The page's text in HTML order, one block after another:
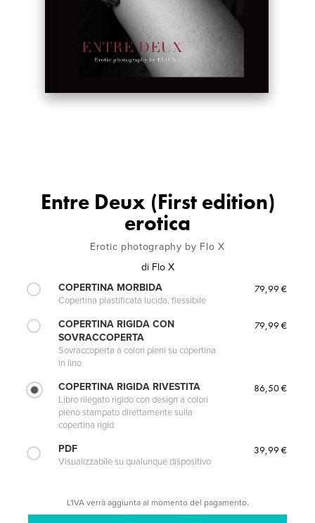
Entre Deux (First edition)
erotica
Erotic photography by Flo X
di Flo X
COPERTINA MORBIDA
Copertina plastificata lucida, flessibile
79,99 €
COPERTINA RIGIDA CON
SOVRACCOPERTA
Sovraccoperta a colori pieni su copertina
in lino
79,99 €
COPERTINA RIGIDA RIVESTITA
Libro rilegato rigido con design a colori
pieno stampato direttamente sulla
copertina rigid
86,50 €
PDF
Visualizzabile su qualunque dispositivo
39,99 €
L'IVA verrà aggiunta al momento del pagamento.